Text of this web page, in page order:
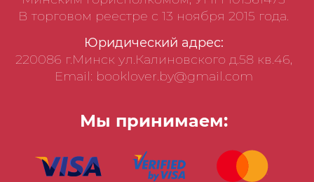
В торговом реестре с 13 ноября 2015 года.
Юридический адрес:
220086 г.Минск ул.Калиновского д.58 кв.46,
Email: booklover.by@gmail.com
Мы принимаем: